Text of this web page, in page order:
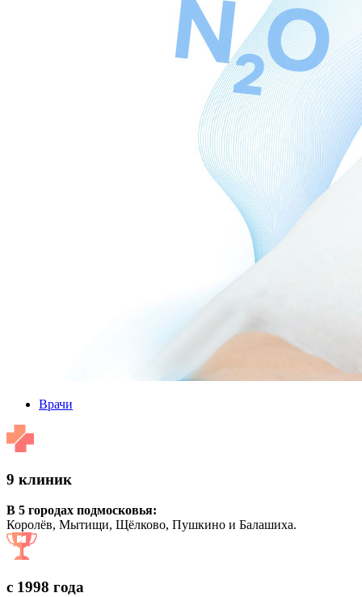
Врачи
9 клиник
В 5 городах подмосковья:
Королёв, Мытищи, Щёлково, Пушкино и Балашиха.
с 1998 года